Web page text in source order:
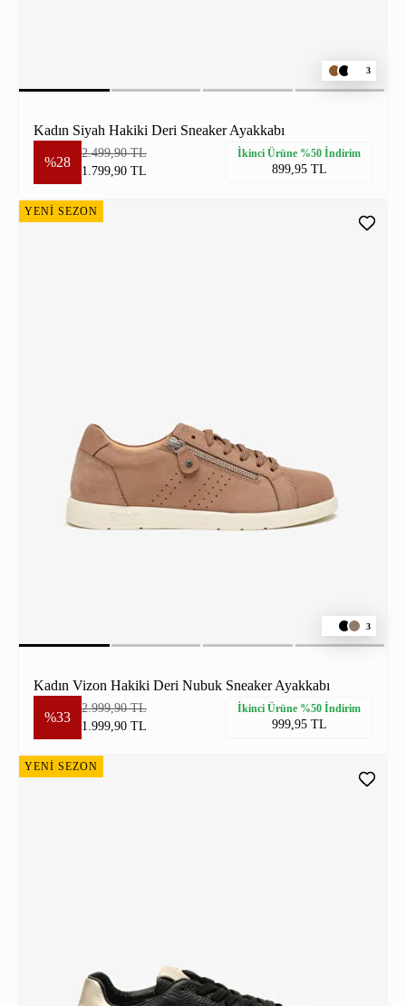
3
Kadın Siyah Hakiki Deri Sneaker Ayakkabı
%28
2.499,90 TL
1.799,90 TL
İkinci Ürüne %50 İndirim
899,95 TL
YENİ SEZON
3
Kadın Vizon Hakiki Deri Nubuk Sneaker Ayakkabı
%33
2.999,90 TL
1.999,90 TL
İkinci Ürüne %50 İndirim
999,95 TL
YENİ SEZON